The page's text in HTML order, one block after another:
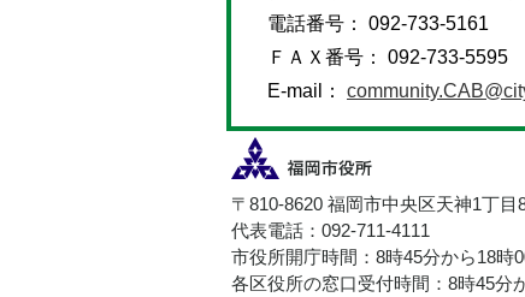
電話番号： 092-733-5161
ＦＡＸ番号： 092-733-5595
E-mail：
〒810-8620 福岡市中央区天神1丁目
代表電話：092-711-4111
市役所開庁時間：8時45分から18時
各区役所の窓口受付時間：8時45分